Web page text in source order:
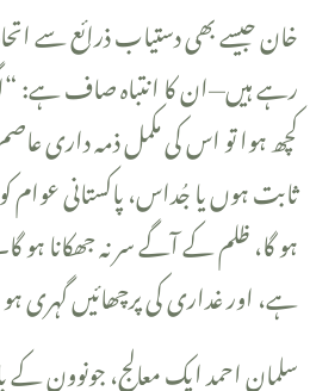
رہے ہیں—ان کا انتباہ صاف ہے:
کچھ ہوا تو اس کی مکمل ذمہ داری
ثابت ہوں یا جُداس، پاکستانی عوام
ہو گا، ظلم کے آگے سر نہ جھکانا ہو
ہے، اور غداری کی پرچھائیں گہری